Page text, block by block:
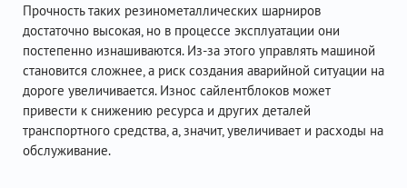
Прочность таких резинометаллических шарниров
достаточно высокая, но в процессе эксплуатации они
постепенно изнашиваются. Из-за этого управлять машиной
становится сложнее, а риск создания аварийной ситуации на
дороге увеличивается. Износ сайлентблоков может
привести к снижению ресурса и других деталей
транспортного средства, а, значит, увеличивает и расходы на
обслуживание.